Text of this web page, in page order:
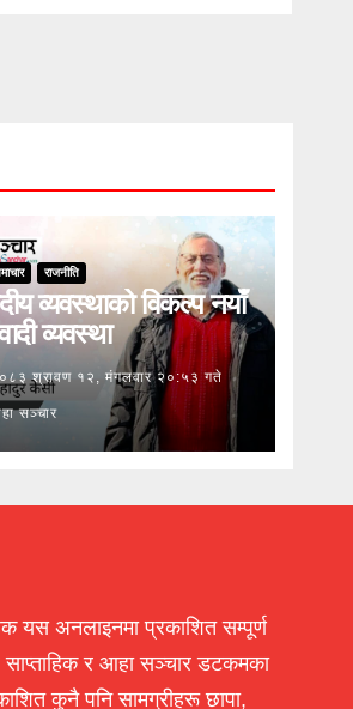
राजनीति
व्यवस्थाको विकल्प नयाँ
व्यवस्था
श्रावण १२, मंगलवार २०:५३ गते
सञ्चार
यस अनलाइनमा प्रकाशित सम्पूर्ण
र आहा सञ्चार डटकमका
कुनै पनि सामग्रीहरू छापा,